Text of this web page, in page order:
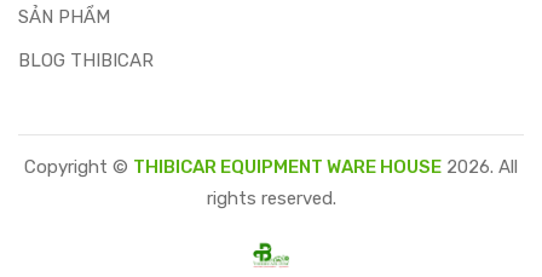
SẢN PHẨM
BLOG THIBICAR
Copyright © THIBICAR EQUIPMENT WARE HOUSE 2026. All
rights reserved.